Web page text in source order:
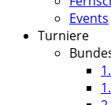
Events
Turniere